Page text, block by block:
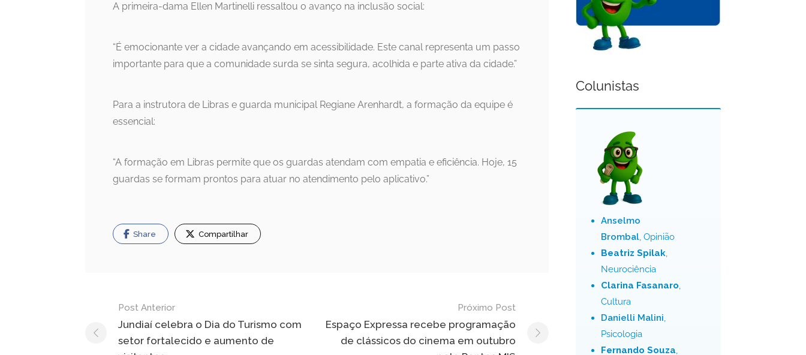
A primeira-dama Ellen Martinelli ressaltou o avanço na inclusão social:
“É emocionante ver a cidade avançando em acessibilidade. Este canal representa um passo
importante para que a comunidade surda se sinta segura, acolhida e parte ativa da cidade.”
Para a instrutora de Libras e guarda municipal Regiane Arenhardt, a formação da equipe é
essencial:
“A formação em Libras permite que os guardas atendam com empatia e eficiência. Hoje, 15
guardas se formam prontos para atuar no atendimento pelo aplicativo.”
Share Compartilhar
Navegação
de
Post
Post Anterior
Jundiaí celebra o Dia do Turismo com
setor fortalecido e aumento de
Próximo Post
Espaço Expressa recebe programação
de clássicos do cinema em outubro
Colunistas
Anselmo
Brombal, Opinião
Beatriz Spilak,
Neurociência
Clarina Fasanaro,
Cultura
Danielli Malini,
Psicologia
Fernando Souza,